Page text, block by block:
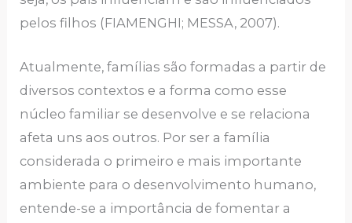
pelos filhos (FIAMENGHI; MESSA, 2007).
Atualmente, famílias são formadas a partir de
diversos contextos e a forma como esse
núcleo familiar se desenvolve e se relaciona
afeta uns aos outros. Por ser a família
considerada o primeiro e mais importante
ambiente para o desenvolvimento humano,
entende-se a importância de fomentar a